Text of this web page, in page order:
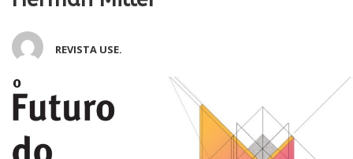
REVISTA USE.